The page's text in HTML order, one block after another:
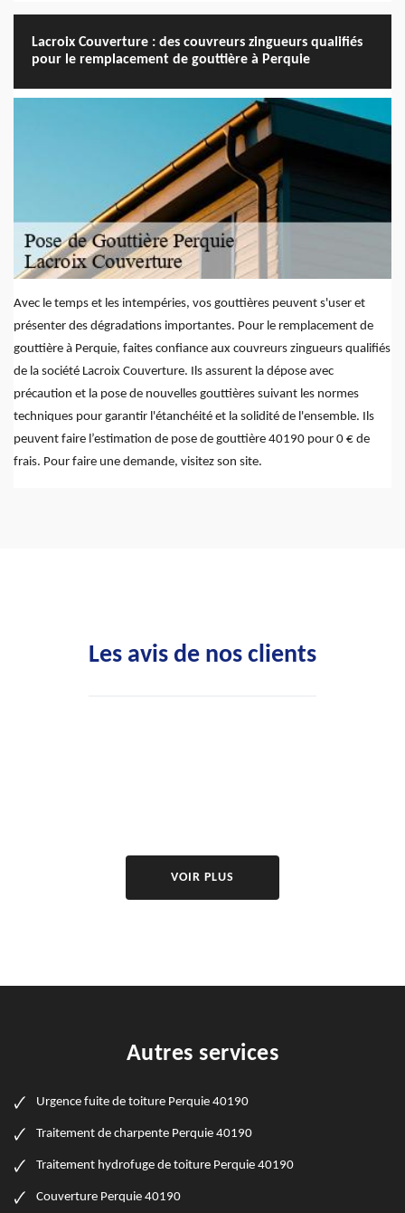
Lacroix Couverture : des couvreurs zingueurs qualifiés
pour le remplacement de gouttière à Perquie
Avec le temps et les intempéries, vos gouttières peuvent s'user et
présenter des dégradations importantes. Pour le remplacement de
gouttière à Perquie, faites confiance aux couvreurs zingueurs qualifiés
de la société Lacroix Couverture. Ils assurent la dépose avec
précaution et la pose de nouvelles gouttières suivant les normes
techniques pour garantir l'étanchéité et la solidité de l'ensemble. Ils
peuvent faire l’estimation de pose de gouttière 40190 pour 0 € de
frais. Pour faire une demande, visitez son site.
Les avis de nos clients
VOIR PLUS
Autres services
Urgence fuite de toiture Perquie 40190
Traitement de charpente Perquie 40190
Traitement hydrofuge de toiture Perquie 40190
Couverture Perquie 40190